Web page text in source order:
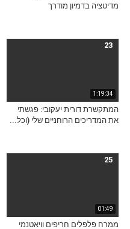
מדיטציה בדמיון מודרך
1:19:34
23
המתקשרת דורית יעקובי: פגשתי
את המדריכים הרוחניים שלי (וכל...
01:49
25
ממרח פלפלים חריפים וויאטנמי